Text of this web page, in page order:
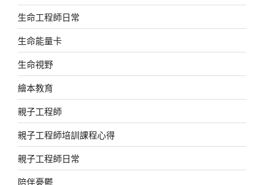
生命工程師日常
生命能量卡
生命視野
繪本教育
親子工程師
親子工程師培訓課程心得
親子工程師日常
陪伴憂鬱